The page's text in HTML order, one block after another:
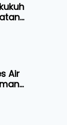
pacu
Air